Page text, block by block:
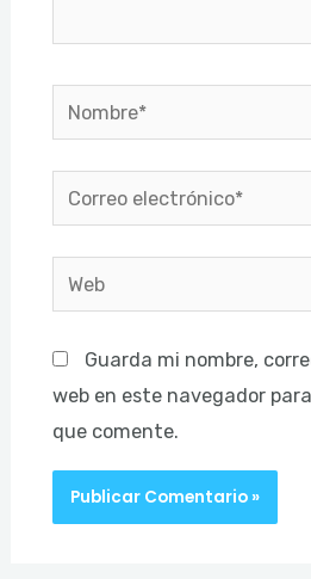
Nombre*
Correo
electrónico*
Web
Guarda mi nombre,
web en este navegador
que comente.